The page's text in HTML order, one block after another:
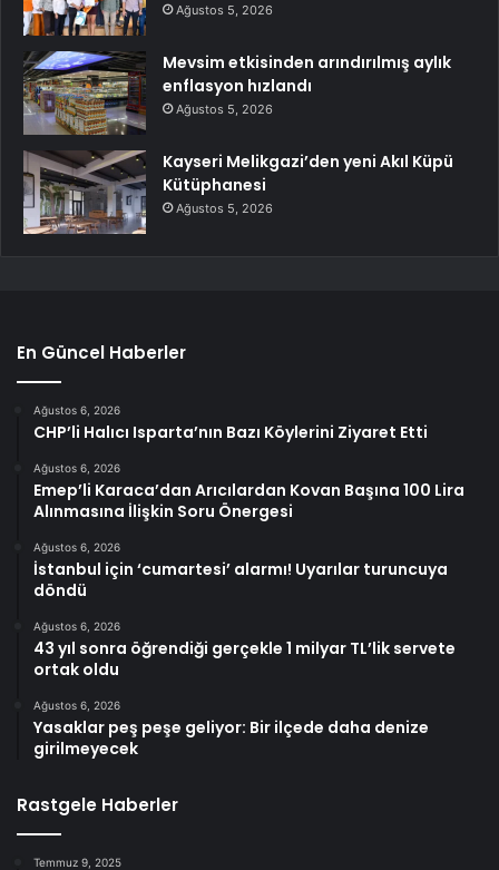
Ağustos 5, 2026
Mevsim etkisinden arındırılmış aylık
enflasyon hızlandı
Ağustos 5, 2026
Kayseri Melikgazi’den yeni Akıl Küpü
Kütüphanesi
Ağustos 5, 2026
En Güncel Haberler
Ağustos 6, 2026
CHP’li Halıcı Isparta’nın Bazı Köylerini Ziyaret Etti
Ağustos 6, 2026
Emep’li Karaca’dan Arıcılardan Kovan Başına 100 Lira
Alınmasına İlişkin Soru Önergesi
Ağustos 6, 2026
İstanbul için ‘cumartesi’ alarmı! Uyarılar turuncuya
döndü
Ağustos 6, 2026
43 yıl sonra öğrendiği gerçekle 1 milyar TL’lik servete
ortak oldu
Ağustos 6, 2026
Yasaklar peş peşe geliyor: Bir ilçede daha denize
girilmeyecek
Rastgele Haberler
Temmuz 9, 2025